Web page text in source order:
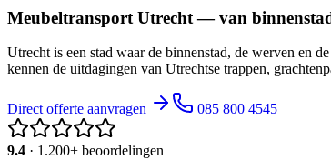
Meubeltransport Utrecht — van
Utrecht is een stad waar de binnenstad, de werven en
kennen de uitdagingen van Utrechtse trappen,
Direct offerte aanvragen 085 800 4545
9.4 · 1.200+ beoordelingen